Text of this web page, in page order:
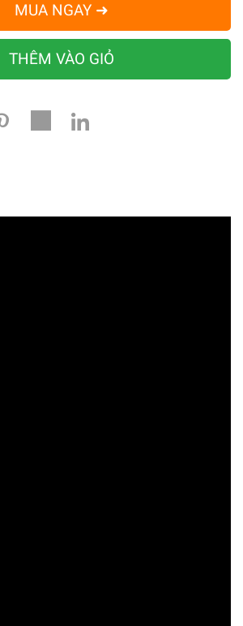
MUA NGAY ➜
THÊM VÀO GIỎ